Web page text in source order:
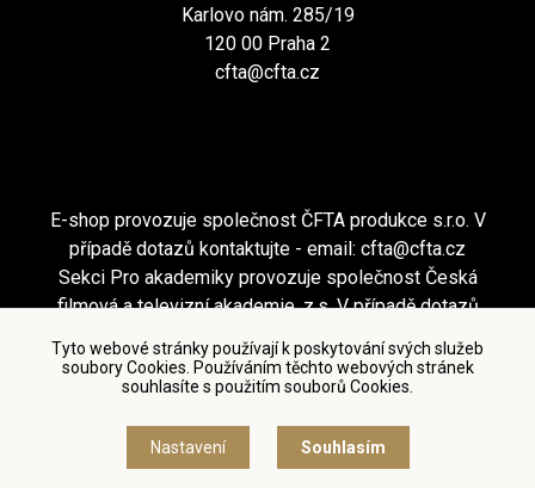
Tyto webové stránky používají k poskytování svých služeb
soubory Cookies. Používáním těchto webových stránek
souhlasíte s použitím souborů Cookies.
Nastavení Souhlasím
Karlovo nám. 285/19
120 00 Praha 2
cfta@cfta.cz
E-shop provozuje společnost ČFTA produkce s.r.o. V
případě dotazů kontaktujte - email: cfta@cfta.cz
Sekci Pro akademiky provozuje společnost Česká
filmová a televizní akademie, z.s. V případě dotazů
Podmínky užití a zásady ochrany osobních údajů
Nastavení cookies